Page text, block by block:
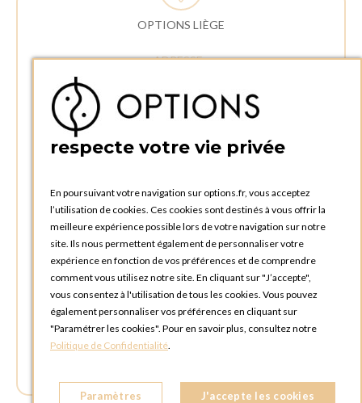
OPTIONS LIÈGE
ADRESSE :
4340 AWANS (Othée)
BELGIQUE
TÉLÉPHONE :
HEURES D'OUVERTURES
Horaires d'ouverture du Service Commercial :
Lundi au vendredi : 09:00h à 17:00h
Samedi et dimanche : Fermé
Horaires d'ouverture pour les enlèvements et retours des
commandes :
Lundi au vendredi : 08:30h à 17:30h
Samedi et dimanche : Fermé (enlèvements par box possible)
respecte votre vie privée
En poursuivant votre navigation sur options.fr, vous acceptez
l’utilisation de cookies. Ces cookies sont destinés à vous offrir la
meilleure expérience possible lors de votre navigation sur notre
site. Ils nous permettent également de personnaliser votre
expérience en fonction de vos préférences et de comprendre
comment vous utilisez notre site. En cliquant sur "J’accepte",
vous consentez à l'utilisation de tous les cookies. Vous pouvez
également personnaliser vos préférences en cliquant sur
"Paramétrer les cookies". Pour en savoir plus, consultez notre
Politique de Confidentialité.
Paramètres J'accepte les cookies